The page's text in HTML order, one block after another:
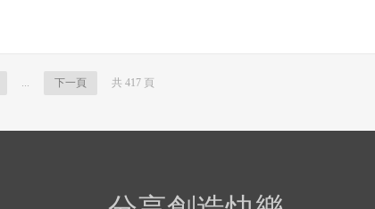
... 下一頁 共 417 頁